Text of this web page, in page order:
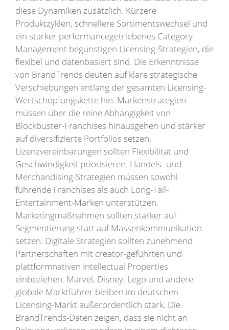
diese Dynamiken zusätzlich. Kürzere
Produktzyklen, schnellere Sortimentswechsel und
ein stärker performancegetriebenes Category
Management begünstigen Licensing-Strategien, die
flexibel und datenbasiert sind. Die Erkenntnisse
von BrandTrends deuten auf klare strategische
Verschiebungen entlang der gesamten Licensing-
Wertschöpfungskette hin. Markenstrategien
müssen über die reine Abhängigkeit von
Blockbuster-Franchises hinausgehen und stärker
auf diversifizierte Portfolios setzen.
Lizenzvereinbarungen sollten Flexibilität und
Geschwindigkeit priorisieren. Handels- und
Merchandising-Strategien müssen sowohl
führende Franchises als auch Long-Tail-
Entertainment-Marken unterstützen.
Marketingmaßnahmen sollten stärker auf
Segmentierung statt auf Massenkommunikation
setzen. Digitale Strategien sollten zunehmend
Partnerschaften mit creator-geführten und
plattformnativen Intellectual Properties
einbeziehen. Marvel, Disney, Lego und andere
globale Marktführer bleiben im deutschen
Licensing-Markt außerordentlich stark. Die
BrandTrends-Daten zeigen, dass sie nicht an